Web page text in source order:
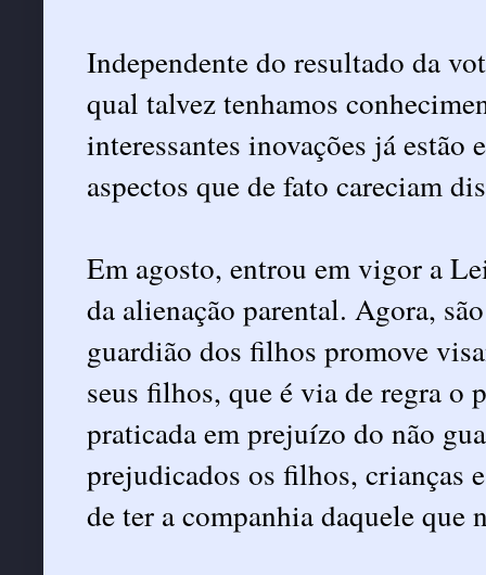
Independente do resultado da
qual talvez tenhamos
interessantes inovações já estão
aspectos que de fato careciam
Em agosto, entrou em vigor a
da alienação parental. Agora,
guardião dos filhos promove
seus filhos, que é via de regra o
praticada em prejuízo do não
prejudicados os filhos, crianças
de ter a companhia daquele que